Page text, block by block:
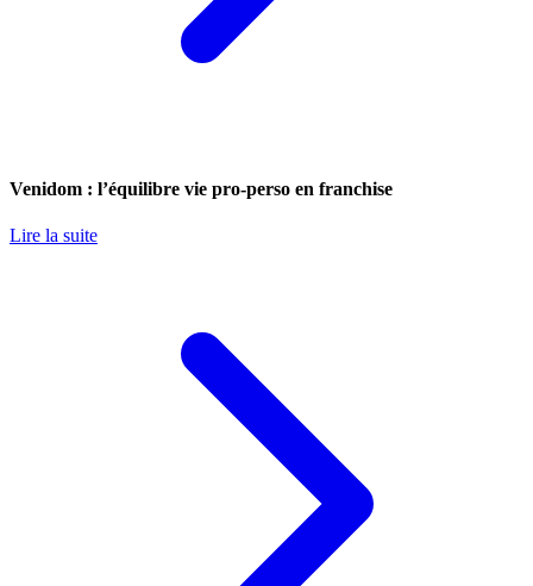
Venidom : l’équilibre vie pro-perso en franchise
Lire la suite